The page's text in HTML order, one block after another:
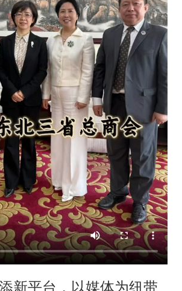
新平台，以媒体为纽带